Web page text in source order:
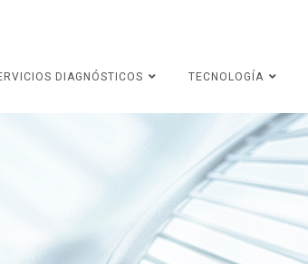
DIAGNÓSTICOS
TECNOLOGÍA